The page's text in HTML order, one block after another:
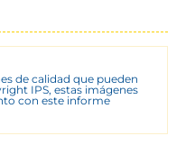
de calidad que pueden
IPS, estas imágenes
con este informe